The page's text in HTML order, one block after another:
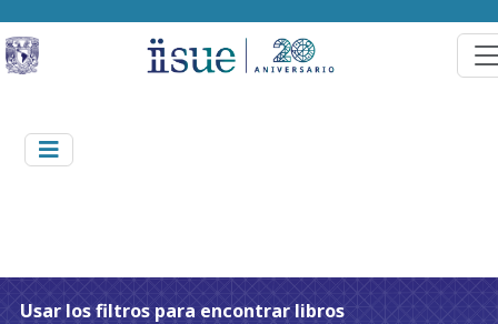
Usar los filtros para encontrar libros